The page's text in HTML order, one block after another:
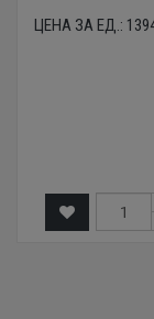
ЦЕНА ЗА ЕД.: